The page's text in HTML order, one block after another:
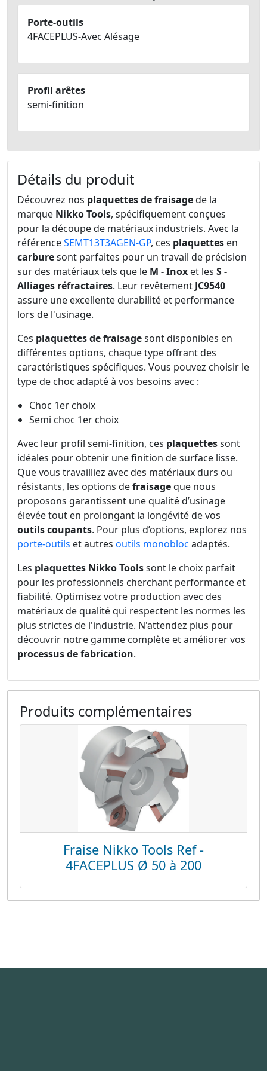
Porte-outils
4FACEPLUS-Avec Alésage
Profil arêtes
semi-finition
Détails du produit
Découvrez nos plaquettes de fraisagede la
marque Nikko Tools, spécifiquement conçues
pour la découpe de matériaux industriels. Avec la
référenceSEMT13T3AGEN-GP, ces plaquettes en
carburesont parfaites pour un travail de précision
sur des matériaux tels que le M - Inox et les S -
Alliages réfractaires. Leur revêtement JC9540
assure une excellente durabilité et performance
lors de l'usinage.
Ces plaquettes de fraisagesont disponibles en
différentes options, chaque type offrant des
caractéristiques spécifiques. Vous pouvez choisir le
type de choc adapté à vos besoins avec :
Choc 1er choix
Semi choc 1er choix
Avec leur profil semi-finition, ces plaquettessont
idéales pour obtenir une finition de surface lisse.
Que vous travailliez avec des matériaux durs ou
résistants, les options defraisageque nous
proposons garantissent une qualité d’usinage
élevée tout en prolongant la longévité de vos
outils coupants. Pour plus d’options, explorez nos
porte-outils et autres outils monobloc adaptés.
Les plaquettes Nikko Toolssont le choix parfait
pour les professionnels cherchant performance et
fiabilité. Optimisez votre production avec des
matériaux de qualité qui respectent les normes les
plus strictes de l'industrie. N'attendez plus pour
découvrir notre gamme complète et améliorer vos
processus de fabrication.
Produits complémentaires
Fraise Nikko Tools Ref -
4FACEPLUS Ø 50 à 200